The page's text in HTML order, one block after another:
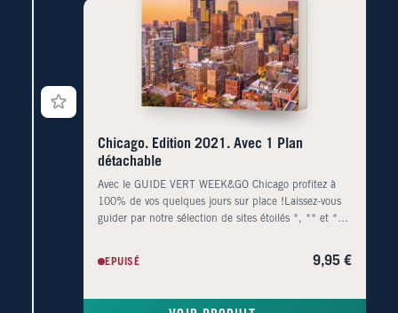
Chicago. Edition 2021. Avec 1 Plan
détachable
Avec le GUIDE VERT WEEK&GO Chicago profitez à
100% de vos quelques jours sur place !Laissez-vous
guider par notre sélection de sites étoilés *, ** et ***
vous restaurer, prendre un verre, faire du shopping,
EPUISÉ 9,95 €